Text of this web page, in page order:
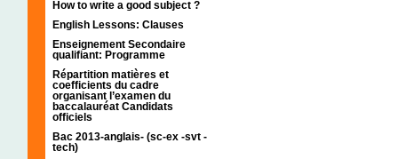
How to write a good subject ?
English Lessons: Clauses
Enseignement Secondaire
qualifiant: Programme
Répartition matières et
coefficients du cadre
organisant l’examen du
baccalauréat Candidats
officiels
Bac 2013-anglais- (sc-ex -svt -
tech)